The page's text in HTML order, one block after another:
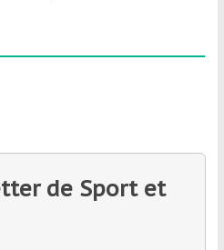
de Sport et